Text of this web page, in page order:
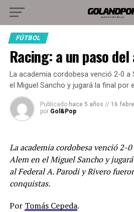
FÚTBOL
Racing: a un paso
La academia cordobesa venció 2-0 a
el Miguel Sancho y jugará la final por
Publicado hace 5 años // 16
por Gol&Pop
La academia cordobesa venció 2-
Alem en el Miguel Sancho y
al Federal A. Parodi y Rivero
conquistas.
Por Tomás Cepeda.